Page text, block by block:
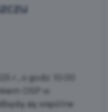
r., o godz. 10:00
OSP w
się wspólne